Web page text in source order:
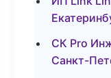
СК Pro
Санкт-